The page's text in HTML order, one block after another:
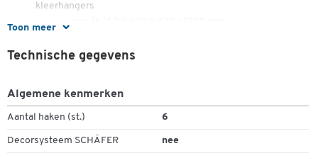
Toon meer
kleerhangers
Technische gegevens
Algemene kenmerken
Aantal haken (st.) 6
Decorsysteem SCHÄFER nee